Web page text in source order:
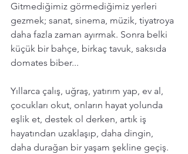
Gitmediğimiz görmediğimiz yerleri
gezmek; sanat, sinema, müzik, tiyatroya
daha fazla zaman ayırmak. Sonra belki
küçük bir bahçe, birkaç tavuk, saksıda
domates biber...
Yıllarca çalış, uğraş, yatırım yap, ev al,
çocukları okut, onların hayat yolunda
eşlik et, destek ol derken, artık iş
hayatından uzaklaşıp, daha dingin,
daha durağan bir yaşam şekline geçiş.